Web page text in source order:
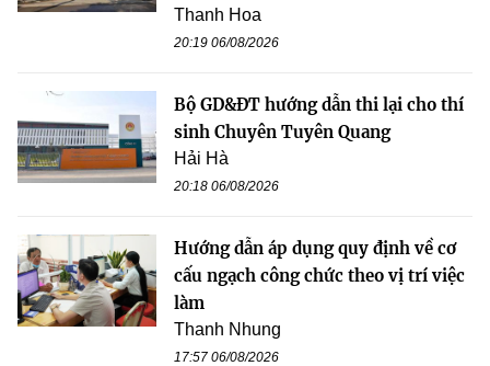
Thanh Hoa
20:19 06/08/2026
Bộ GD&ĐT hướng dẫn thi lại cho thí
sinh Chuyên Tuyên Quang
Hải Hà
20:18 06/08/2026
Hướng dẫn áp dụng quy định về cơ
cấu ngạch công chức theo vị trí việc
làm
Thanh Nhung
17:57 06/08/2026